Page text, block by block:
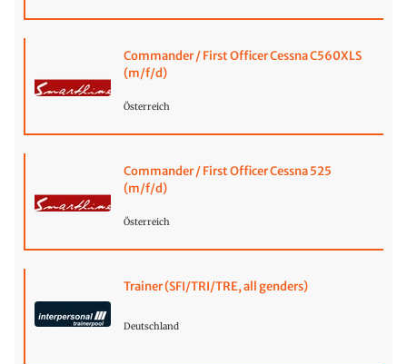
Commander / First Officer Cessna C560XLS
(m/f/d)
Österreich
Commander / First Officer Cessna 525
(m/f/d)
Österreich
Trainer (SFI/TRI/TRE, all genders)
Deutschland